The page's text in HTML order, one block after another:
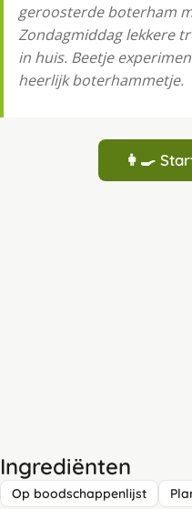
geroosterde boterham
Zondagmiddag lekkere
in huis. Beetje
heerlijk boterhammetje.
👩‍🍳
Ingrediënten
Op boodschappenlijst